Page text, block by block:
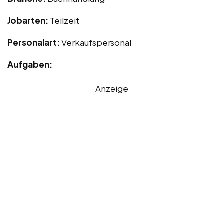
Jobarten: Teilzeit
Personalart:Verkaufspersonal
Aufgaben:
Anzeige